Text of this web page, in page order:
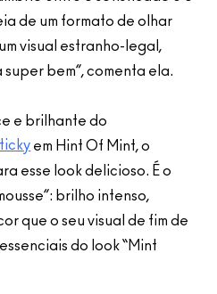
de um formato de olhar
visual estranho-legal,
bem”, comenta ela.
e brilhante do
em Hint Of Mint, o
esse look delicioso. É o
brilho intenso,
que o seu visual de fim de
do look “Mint